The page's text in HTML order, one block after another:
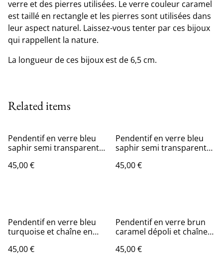
verre et des pierres utilisées. Le verre couleur caramel
est taillé en rectangle et les pierres sont utilisées dans
leur aspect naturel. Laissez-vous tenter par ces bijoux
qui rappellent la nature.
La longueur de ces bijoux est de 6,5 cm.
Related items
Pendentif en verre bleu
saphir semi transparent
45,00 €
Pendentif en verre bleu
saphir semi transparent
noir.
45,00 €
Pendentif en verre bleu
turquoise et chaîne en
45,00 €
Pendentif en verre brun
caramel dépoli et chaîne
45,00 €